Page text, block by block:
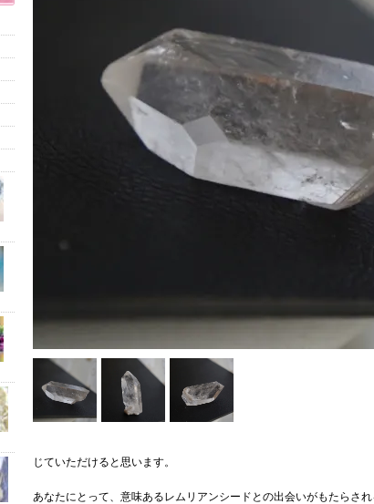
じていただけると思います。
あなたにとって、意味あるレムリアンシードとの出会いがもたらされ